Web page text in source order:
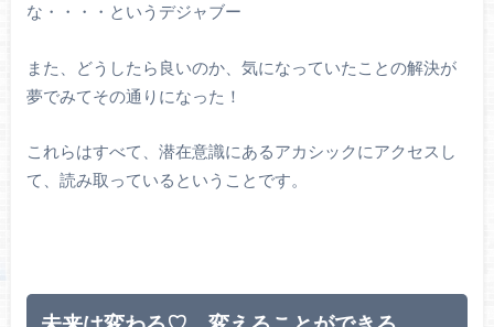
な・・・・というデジャブー
また、どうしたら良いのか、気になっていたことの解決が
夢でみてその通りになった！
これらはすべて、潜在意識にあるアカシックにアクセスし
て、読み取っているということです。